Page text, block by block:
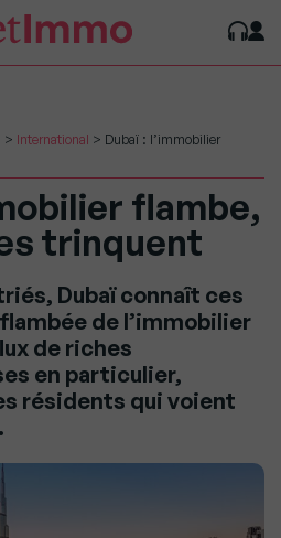
> International > Dubaï : l’immobilier
flambe,
trinquent
Dubaï connaît ces
de l’immobilier
de riches
en particulier,
résidents qui voient